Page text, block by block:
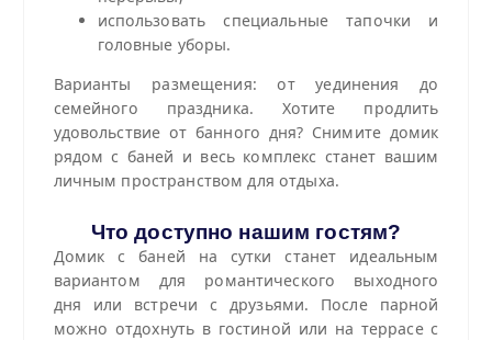
использовать специальные тапочки и
головные уборы.
Варианты размещения: от уединения до
семейного праздника. Хотите продлить
удовольствие от банного дня? Снимите домик
рядом с баней и весь комплекс станет вашим
личным пространством для отдыха.
Что доступно нашим гостям?
Домик с баней на сутки станет идеальным
вариантом для романтического выходного
дня или встречи с друзьями. После парной
можно отдохнуть в гостиной или на террасе с